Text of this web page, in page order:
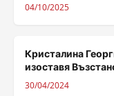
04/10/2025
Кристалина
изоставя
30/04/2024